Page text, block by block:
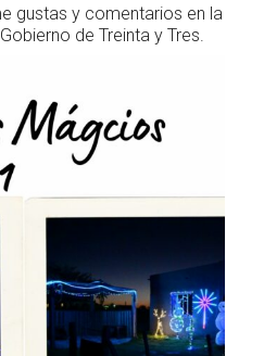
gustas y comentarios en la
de Treinta y Tres.